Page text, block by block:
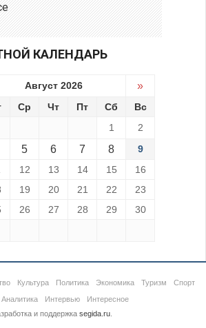
КАЛЕНДАРЬ
Август 2026 »
Ср Чт Пт Сб
Вс
1
2
5 6 7 8
9
12 13 14 15
16
19 20 21 22
23
26 27 28 29
30
Культура Политика Экономика Туризм
Спорт
Интервью
Интересное
и поддержка segida.ru.